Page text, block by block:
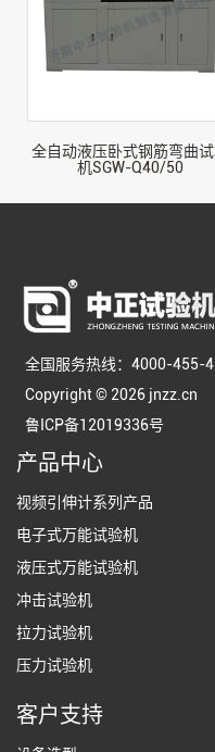
全自动液压卧式钢筋弯曲
机SGW-Q40/50
全国服务热线：4000-455-
Copyright © 2026 jnzz.cn
鲁ICP备12019336号
产品中心
视频引伸计系列产品
电子式万能试验机
液压式万能试验机
冲击试验机
拉力试验机
压力试验机
客户支持